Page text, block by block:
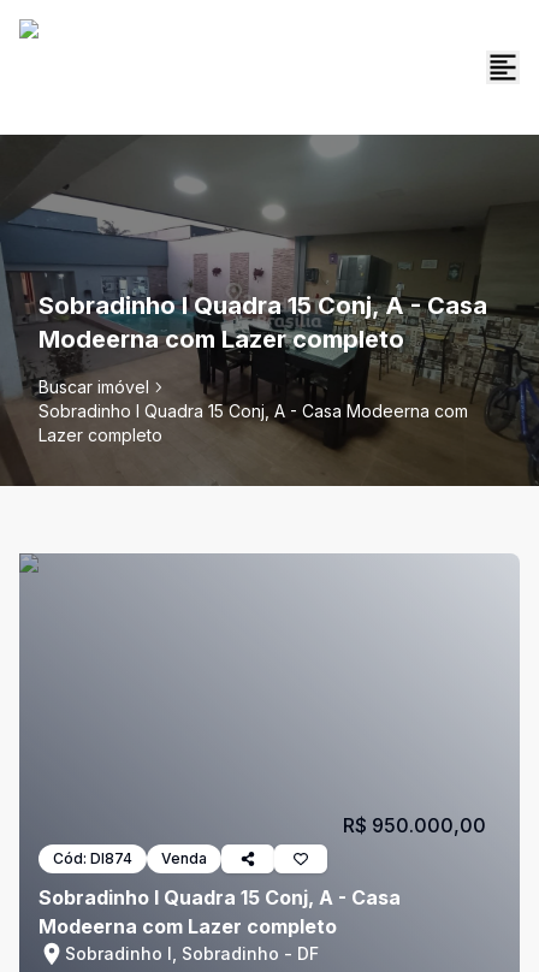
Sobradinho I Quadra 15 Conj, A - Casa
Modeerna com Lazer completo
Buscar imóvel
Sobradinho I Quadra 15 Conj, A - Casa Modeerna com
Lazer completo
Cód: DI874 Venda
Sobradinho I Quadra 15 Conj, A - Casa
Modeerna com Lazer completo
Sobradinho I, Sobradinho - DF
R$ 950.000,00